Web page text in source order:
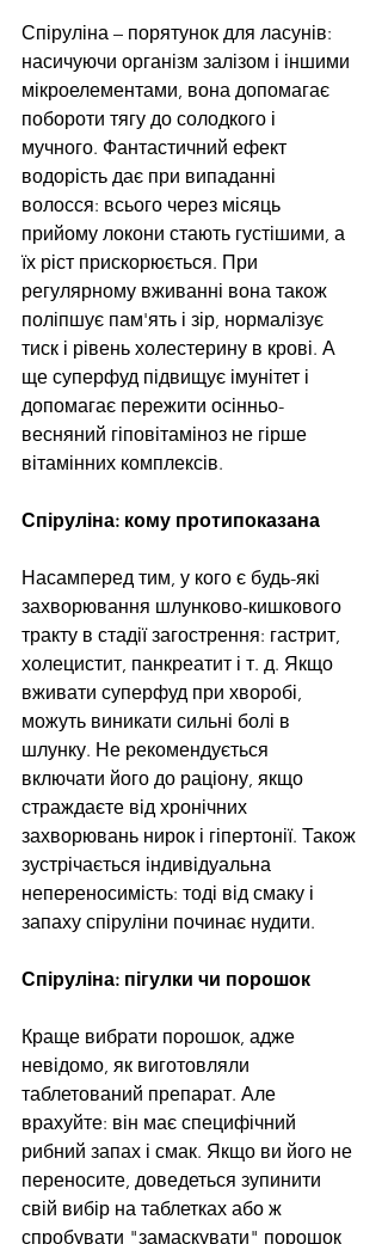
Спіруліна – порятунок для ласунів:
насичуючи організм залізом і іншими
мікроелементами, вона допомагає
побороти тягу до солодкого і
мучного. Фантастичний ефект
водорість дає при випаданні
волосся: всього через місяць
прийому локони стають густішими, а
їх ріст прискорюється. При
регулярному вживанні вона також
поліпшує пам'ять і зір, нормалізує
тиск і рівень холестерину в крові. А
ще суперфуд підвищує імунітет і
допомагає пережити осінньо-
весняний гіповітаміноз не гірше
вітамінних комплексів.
Спіруліна: кому протипоказана
Насамперед тим, у кого є будь-які
захворювання шлунково-кишкового
тракту в стадії загострення: гастрит,
холецистит, панкреатит і т. д. Якщо
вживати суперфуд при хворобі,
можуть виникати сильні болі в
шлунку. Не рекомендується
включати його до раціону, якщо
страждаєте від хронічних
захворювань нирок і гіпертонії. Також
зустрічається індивідуальна
непереносимість: тоді від смаку і
запаху спіруліни починає нудити.
Спіруліна: пігулки чи порошок
Краще вибрати порошок, адже
невідомо, як виготовляли
таблетований препарат. Але
врахуйте: він має специфічний
рибний запах і смак. Якщо ви його не
переносите, доведеться зупинити
свій вибір на таблетках або ж
спробувати "замаскувати" порошок